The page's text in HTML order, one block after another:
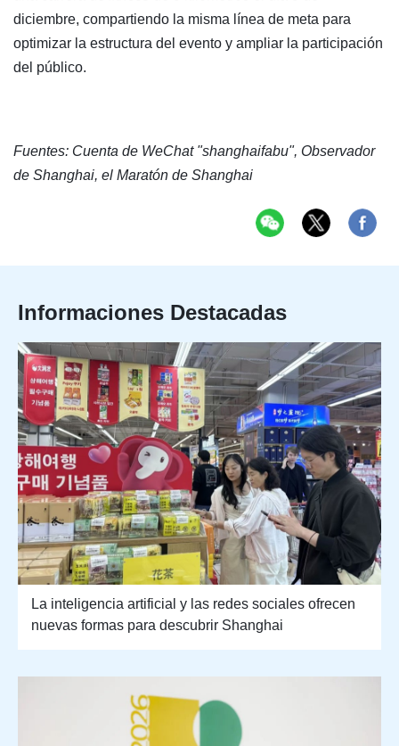
diciembre, compartiendo la misma línea de meta para
optimizar la estructura del evento y ampliar la participación
del público.
Fuentes: Cuenta de WeChat "shanghaifabu", Observador
de Shanghai, el Maratón de Shanghai
Informaciones Destacadas
La inteligencia artificial y las redes sociales ofrecen
nuevas formas para descubrir Shanghai